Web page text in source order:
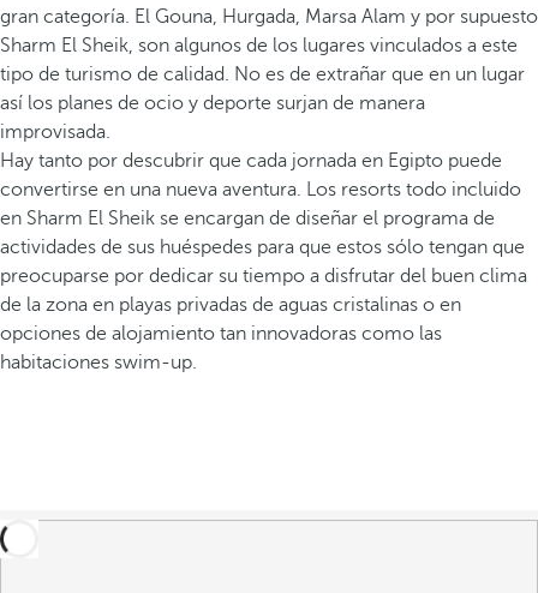
gran categoría. El Gouna, Hurgada, Marsa Alam y por supuesto
Sharm El Sheik, son algunos de los lugares vinculados a este
tipo de turismo de calidad. No es de extrañar que en un lugar
así los planes de ocio y deporte surjan de manera
improvisada.
Hay tanto por descubrir que cada jornada en Egipto puede
convertirse en una nueva aventura. Los resorts todo incluido
en Sharm El Sheik se encargan de diseñar el programa de
actividades de sus huéspedes para que estos sólo tengan que
preocuparse por dedicar su tiempo a disfrutar del buen clima
de la zona en playas privadas de aguas cristalinas o en
opciones de alojamiento tan innovadoras como las
habitaciones swim-up.